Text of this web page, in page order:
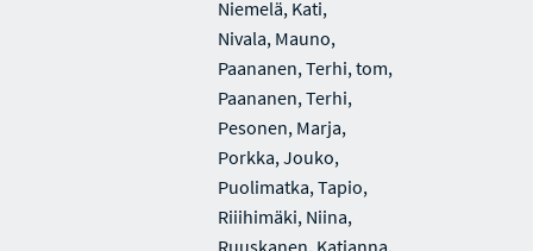
Niemelä, Kati,
Nivala, Mauno,
Paananen, Terhi, tom,
Paananen, Terhi,
Pesonen, Marja,
Porkka, Jouko,
Puolimatka, Tapio,
Riiihimäki, Niina,
Ruuskanen, Katianna,